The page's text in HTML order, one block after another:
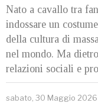
Nato a cavallo tra
indossare un
della cultura di
nel mondo. Ma
relazioni sociali e
sabato, 30 Maggio 2026